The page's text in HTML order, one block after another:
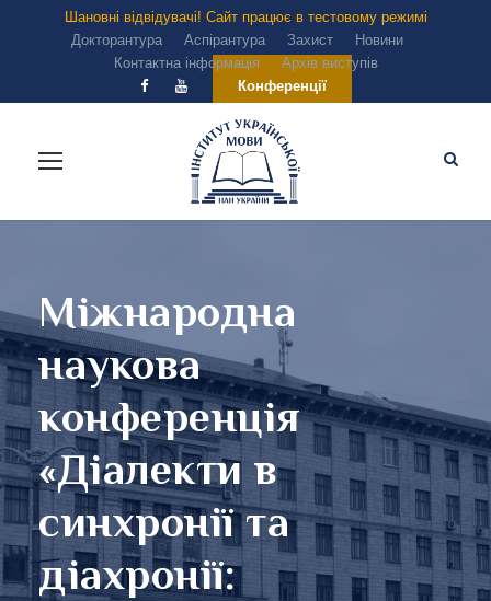
Шановні відвідувачі! Сайт працює в тестовому режимі
Докторантура
Аспірантура Захист
Новини
Контактна інформація
Архів виступів
Конференції
Міжнародна
наукова
конференція
«Діалекти в
синхронії та
діахронії: